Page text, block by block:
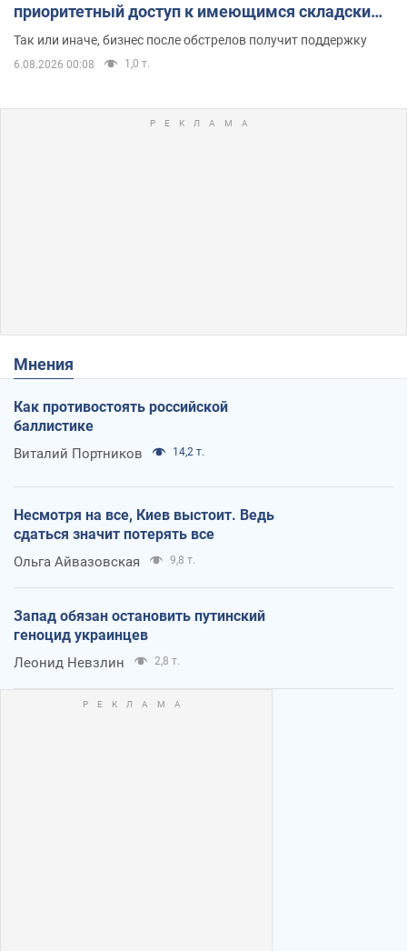
приоритетный доступ к имеющимся складским
помещениям
Так или иначе, бизнес после обстрелов получит поддержку
6.08.2026 00:08 1,0 т.
Мнения
Как противостоять российской
баллистике
Виталий Портников 14,2 т.
Несмотря на все, Киев выстоит. Ведь
сдаться значит потерять все
Ольга Айвазовская 9,8 т.
Запад обязан остановить путинский
геноцид украинцев
Леонид Невзлин 2,8 т.